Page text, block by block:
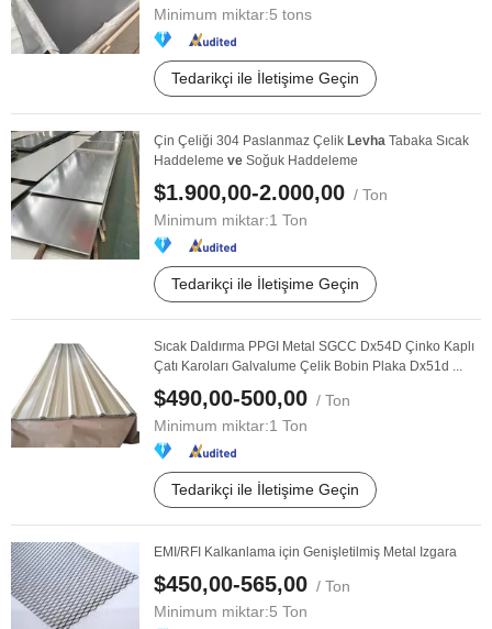
Minimum miktar:5 tons
Tedarikçi ile İletişime Geçin
Çin Çeliği 304 Paslanmaz Çelik Levha Tabaka Sıcak
Haddeleme ve Soğuk Haddeleme
$1.900,00-2.000,00 / Ton
Minimum miktar:1 Ton
Tedarikçi ile İletişime Geçin
Sıcak Daldırma PPGI Metal SGCC Dx54D Çinko Kaplı
Çatı Karoları Galvalume Çelik Bobin Plaka Dx51d ...
$490,00-500,00 / Ton
Minimum miktar:1 Ton
Tedarikçi ile İletişime Geçin
EMI/RFI Kalkanlama için Genişletilmiş Metal Izgara
$450,00-565,00 / Ton
Minimum miktar:5 Ton